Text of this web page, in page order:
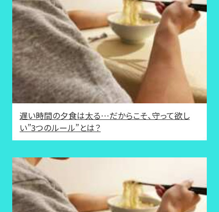
遅い時間の夕食は太る…だからこそ、守って欲し
い”3つのルール”とは？